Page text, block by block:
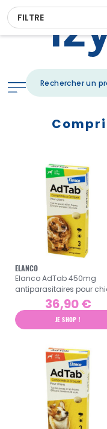
FILTRE
ELANCO
Elanco AdTab 450mg
antiparasitaires pour
11 à 22kg 3 comprimés
36,90 €
JE SHOP !